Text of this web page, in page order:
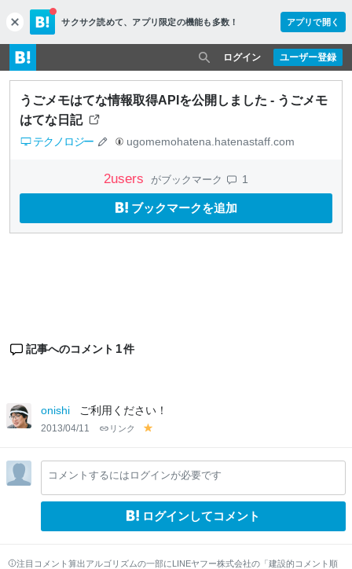
c
l
o
s
e
サクサク読めて、 アプリ限定の機能も多数！ アプリで開く
ユーザー登録
ログイン
うごメモはてな情報取得APIを公開しました - うごメモ
はてな日記
テクノロジー ugomemohatena.hatenastaff.com
2users がブックマーク 1
ブックマークを追加
記事へのコメント 1件
onishi ご利用ください！
2013/04/11 リンク
lo
w
コメントするにはログインが必要です
ログインしてコメント
注目コメント算出アルゴリズムの一部にLINEヤフー株式会社の「建設的コメント順